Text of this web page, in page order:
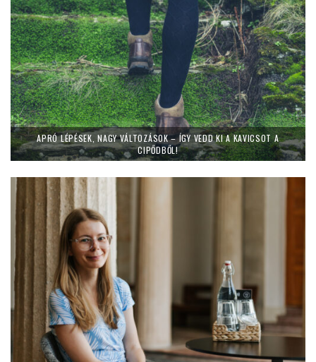
APRÓ LÉPÉSEK, NAGY VÁLTOZÁSOK – ÍGY VEDD KI A KAVICSOT A
CIPŐDBŐL!